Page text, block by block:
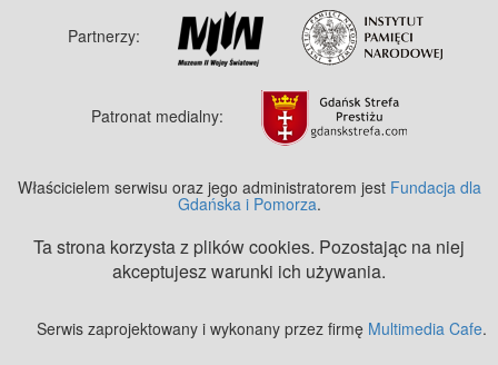
Partnerzy:
Patronat medialny:
Właścicielem serwisu oraz jego administratorem jest Fundacja dla
Gdańska i Pomorza.
Ta strona korzysta z plików cookies. Pozostając na niej
akceptujesz warunki ich używania.
Serwis zaprojektowany i wykonany przez firmę Multimedia Cafe.